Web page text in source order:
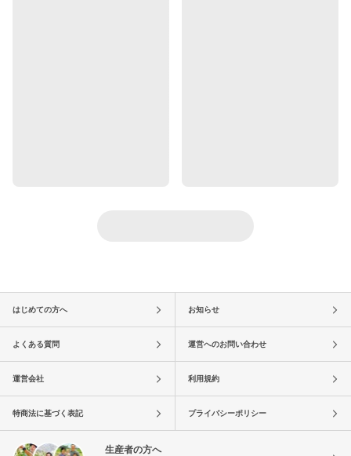
はじめての方へ お知らせ
よくある質問 運営へのお問い合わせ
運営会社 利用規約
特商法に基づく表記 プライバシーポリシー
生産者の方へ